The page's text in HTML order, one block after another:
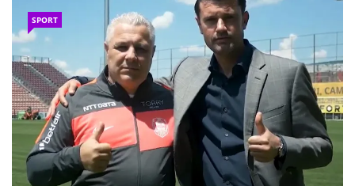
SPORT